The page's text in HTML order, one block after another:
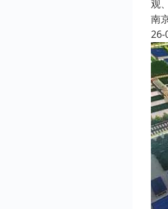
观
南
26-